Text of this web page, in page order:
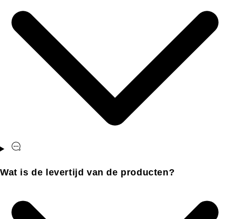
Wat is de levertijd van de producten?